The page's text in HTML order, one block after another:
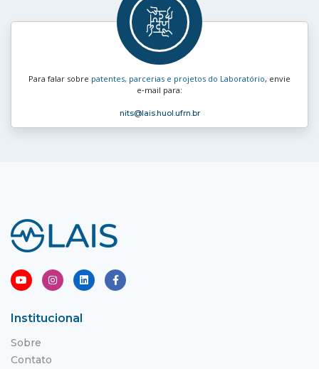
Para falar sobre patentes, parcerias e projetos do Laboratório, envie
e‑mail para:
nits@lais.huol.ufrn.br
Institucional
Sobre
Contato